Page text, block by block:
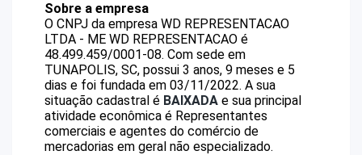
Sobre a empresa
O CNPJ da empresa WD REPRESENTACAO
LTDA - ME WD REPRESENTACAO é
48.499.459/0001-08. Com sede em
TUNAPOLIS, SC, possui 3 anos, 9 meses e 5
dias e foi fundada em 03/11/2022. A sua
situação cadastral é BAIXADA e sua principal
atividade econômica é Representantes
comerciais e agentes do comércio de
mercadorias em geral não especializado.